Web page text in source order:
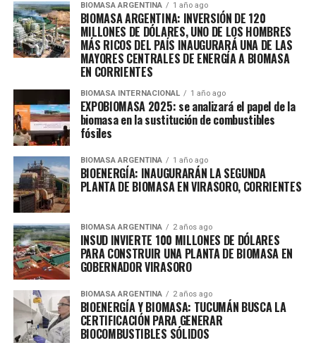
BIOMASA ARGENTINA 1 año ago
BIOMASA ARGENTINA: INVERSIÓN DE 120
MILLONES DE DÓLARES, UNO DE LOS HOMBRES
MÁS RICOS DEL PAÍS INAUGURARÁ UNA DE LAS
MAYORES CENTRALES DE ENERGÍA A BIOMASA
EN CORRIENTES
BIOMASA INTERNACIONAL 1 año ago
EXPOBIOMASA 2025: se analizará el papel de la
biomasa en la sustitución de combustibles
fósiles
BIOMASA ARGENTINA 1 año ago
BIOENERGÍA: INAUGURARÁN LA SEGUNDA
PLANTA DE BIOMASA EN VIRASORO, CORRIENTES
BIOMASA ARGENTINA 2 años ago
INSUD INVIERTE 100 MILLONES DE DÓLARES
PARA CONSTRUIR UNA PLANTA DE BIOMASA EN
GOBERNADOR VIRASORO
BIOMASA ARGENTINA 2 años ago
BIOENERGÍA Y BIOMASA: TUCUMÁN BUSCA LA
CERTIFICACIÓN PARA GENERAR
BIOCOMBUSTIBLES SÓLIDOS